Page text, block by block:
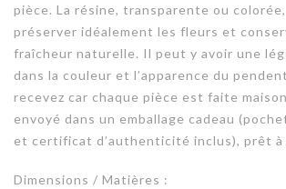
pièce. La résine, transparente ou
préserver idéalement les fleurs et
fraîcheur naturelle. Il peut y avoir une
dans la couleur et l’apparence du
recevez car chaque pièce est faite
envoyé dans un emballage cadeau
et certificat d’authenticité inclus), prêt
Dimensions / Matières :